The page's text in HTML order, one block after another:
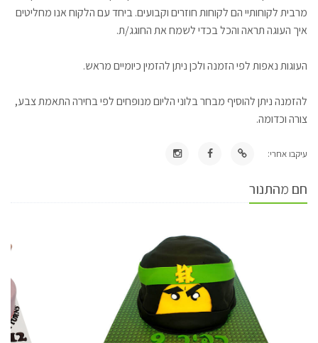
מרבית לקוחותיי הם לקוחות חוזרים וקבועים. ביחד עם הלקוח אנו מחליטים
איך העוגה תראה והכל בכדי לשמח את החוגג/ת.
העוגות נאפות לפי הזמנה ולכן ניתן להזמין כיומיים מראש.
להזמנה ניתן להוסיף מבחר בלוני הליום מנופחים לפי בחירה התאמת צבע,
צורה וכדומה.
עיקבו אחרי:
חם מהתנור